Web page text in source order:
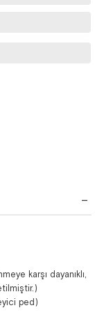
karşı dayanıklı,
ped)